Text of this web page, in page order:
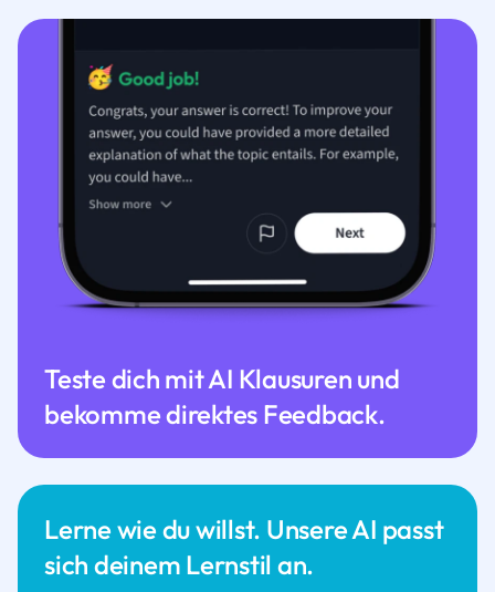
Lerne wie du willst. Unsere AI passt
sich deinem Lernstil an.
Teste dich mit AI Klausuren und
bekomme direktes Feedback.